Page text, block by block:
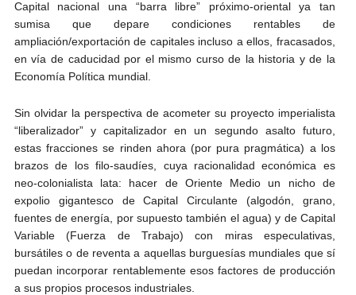
Capital nacional una “barra libre” próximo-oriental ya tan
sumisa que depare condiciones rentables de
ampliación/exportación de capitales incluso a ellos, fracasados,
en vía de caducidad por el mismo curso de la historia y de la
Economía Política mundial.
Sin olvidar la perspectiva de acometer su proyecto imperialista
“liberalizador” y capitalizador en un segundo asalto futuro,
estas fracciones se rinden ahora (por pura pragmática) a los
brazos de los filo-saudíes, cuya racionalidad económica es
neo-colonialista lata: hacer de Oriente Medio un nicho de
expolio gigantesco de Capital Circulante (algodón, grano,
fuentes de energía, por supuesto también el agua) y de Capital
Variable (Fuerza de Trabajo) con miras especulativas,
bursátiles o de reventa a aquellas burguesías mundiales que sí
puedan incorporar rentablemente esos factores de producción
a sus propios procesos industriales.